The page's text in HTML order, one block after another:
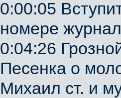
0:00:05
номере
0:04:26
Песенка о
Михаил ст. и